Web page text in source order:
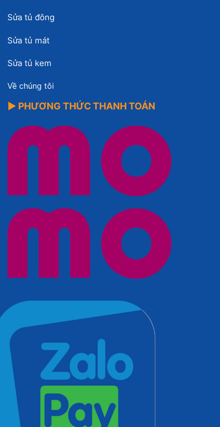
Sửa tủ đông
Sửa tủ mát
Sửa tủ kem
Về chúng tôi
▶ PHƯƠNG THỨC THANH TOÁN